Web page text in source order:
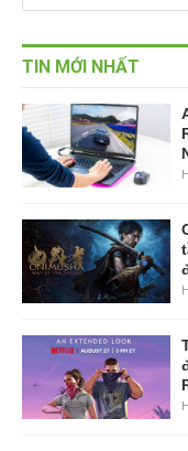
TIN MỚI NHẤT